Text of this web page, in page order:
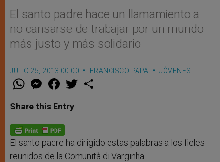
El santo padre hace un llamamiento a
no cansarse de trabajar por un mundo
más justo y más solidario
JULIO 25, 2013 00:00 FRANCISCO PAPA JÓVENES
W
t
s
p
p
M
e
s
e
g
e
r
F
a
e
b
o
k
w
Share this Entry
El santo padre ha dirigido estas palabras a los fieles
reunidos de la Comunità di Varginha